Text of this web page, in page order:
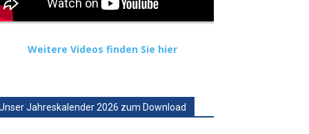
Weitere Videos finden Sie hier
Jahreskalender 2026 zum Download